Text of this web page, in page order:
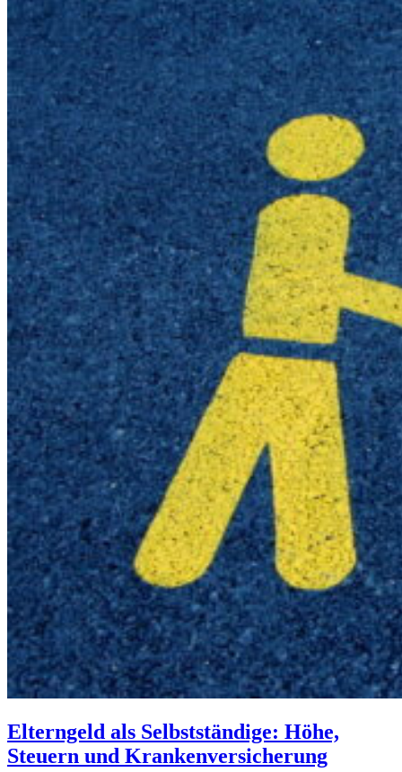
Elterngeld als Selbstständige: Höhe,
Steuern und Krankenversicherung